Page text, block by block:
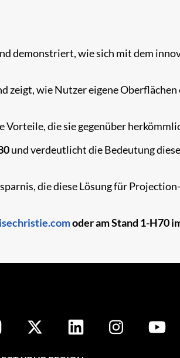
demonstriert, wie sich mit dem
zeigt, wie Nutzer eigene
Vorteile, die sie gegenüber
und verdeutlicht die Bedeutung
die diese Lösung für
oder amStand 1-H70